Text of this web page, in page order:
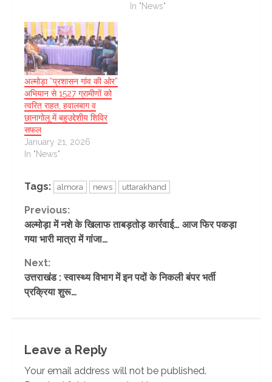
In "News"
अल्मोड़ा “प्रशासन गांव की ओर”
अभियान से 1527 ग्रामीणों को
त्वरित राहत, हवालबाग व
छानागोलू में बहुउद्देशीय शिविर
सफल
January 21, 2026
In "News"
Tags: almora news uttarakhand
Continue
Reading
Previous:
अल्मोड़ा में नशे के खिलाफ ताबड़तोड़ कार्रवाई… आज फिर पकड़ा
गया भारी मात्रा में गांजा…
Next:
उत्तराखंड : स्वास्थ्य विभाग में इन पदों के निकली बंपर भर्ती
प्रक्रिया शुरू…
Leave a Reply
Your email address will not be published.